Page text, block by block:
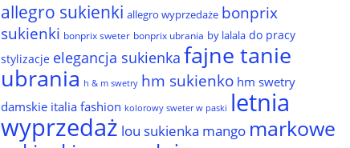
allegro sukienki allegro wyprzedaże bonprix
sukienki bonprix sweter bonprix ubrania by lalala do pracy
stylizacje elegancja sukienka fajne tanie
ubrania h & m swetry hm sukienko hm swetry
damskie italia fashion kolorowy sweter w paski letnia
wyprzedaż lou sukienka mango markowe